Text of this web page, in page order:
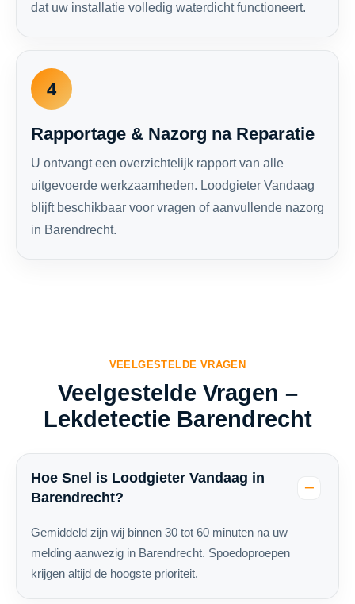
dat uw installatie volledig waterdicht functioneert.
4
Rapportage & Nazorg na Reparatie
U ontvangt een overzichtelijk rapport van alle
uitgevoerde werkzaamheden. Loodgieter Vandaag
blijft beschikbaar voor vragen of aanvullende nazorg
in Barendrecht.
VEELGESTELDE VRAGEN
Veelgestelde Vragen –
Lekdetectie Barendrecht
Hoe Snel is Loodgieter Vandaag in
Barendrecht?
Gemiddeld zijn wij binnen 30 tot 60 minuten na uw
melding aanwezig in Barendrecht. Spoedoproepen
krijgen altijd de hoogste prioriteit.